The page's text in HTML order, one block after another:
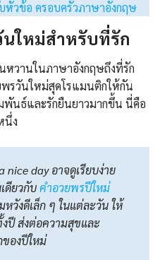
หัวข้อ ครอบครัวภาษาอังกฤษ
ใหม่สำหรับที่รัก
วานในภาษาอังกฤษถึงที่รัก
พรวันใหม่สุดโรแมนติกให้กัน
พันธ์และรักยืนยาวมากขึ้น นี่คือ
นึ่ง
nice day อาจดูเรียบง่าย
ดียวกับ คําอวยพรปีใหม่
วังดีเล็ก ๆ ในแต่ละวัน ให้
ปี ส่งต่อความสุขและ
ของปีใหม่